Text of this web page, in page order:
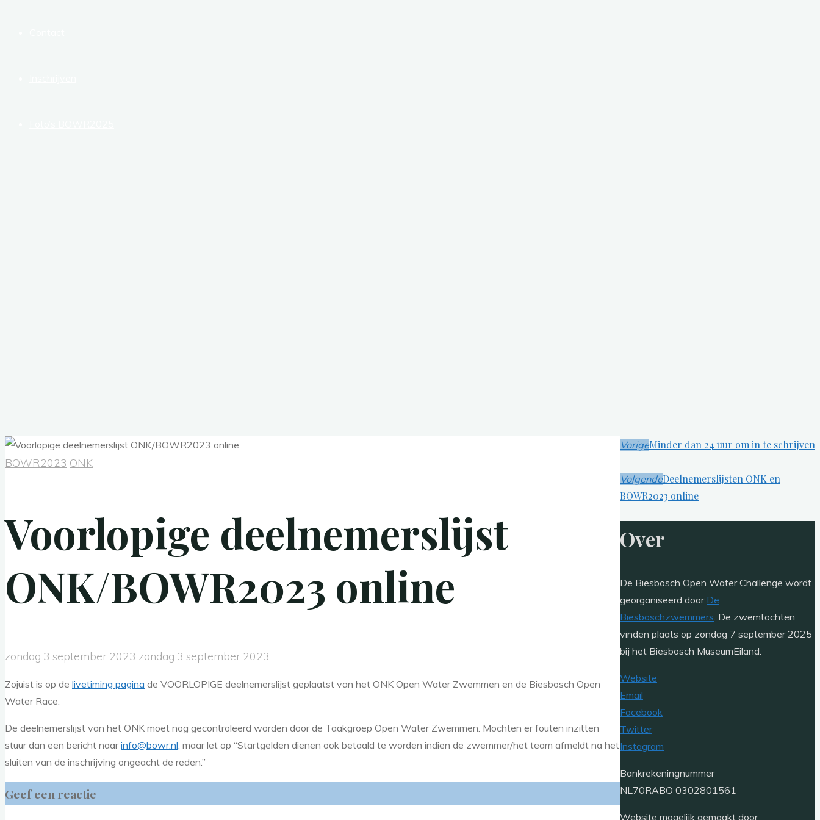
BOWR2023 ONK
Voorlopige deelnemerslijst
ONK/BOWR2023 online
zondag 3 september 2023 zondag 3 september 2023
Zojuist is op de livetiming pagina de VOORLOPIGE deelnemerslijst geplaatst van het ONK Open Water Zwemmen en de Biesbosch Open
Water Race.
De deelnemerslijst van het ONK moet nog gecontroleerd worden door de Taakgroep Open Water Zwemmen. Mochten er fouten inzitten
stuur dan een bericht naarinfo@bowr.nl , maar let op “Startgelden dienen ook betaald te worden indien de zwemmer/het team afmeldt na het
sluiten van de inschrijving ongeacht de reden.”
Geef een reactie
VorigeMinder dan 24 uur om in te schrijven
VolgendeDeelnemerslijsten ONK en
BOWR2023 online
Over
De Biesbosch Open Water Challenge wordt
georganiseerd door De
Biesboschzwemmers . De zwemtochten
vinden plaats op zondag 7 september 2025
bij het Biesbosch MuseumEiland.
Website
Email
Facebook
Twitter
Instagram
Bankrekeningnummer
NL70RABO 0302801561
Website mogelijk gemaakt door